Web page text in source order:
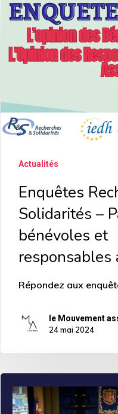
Recherches
Solidarités
aux
bénévoles
responsables
associatifs
Actualités
Enquêtes
Solidarités –
bénévoles et
responsables
Répondez aux
le Mouvement
24 mai 2024
nouvelle